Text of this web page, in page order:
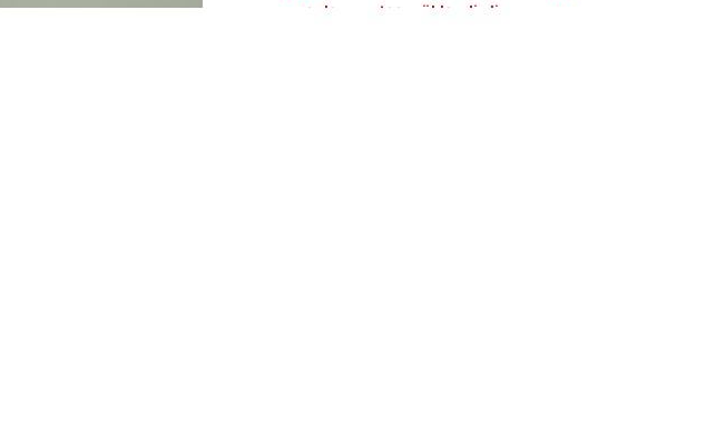
verənlər onu təəccübləndirdi